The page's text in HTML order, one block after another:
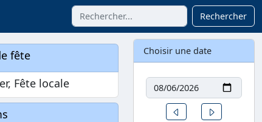
Rechercher
fête
Fête locale
Choisir une date
Date
Un jour avant